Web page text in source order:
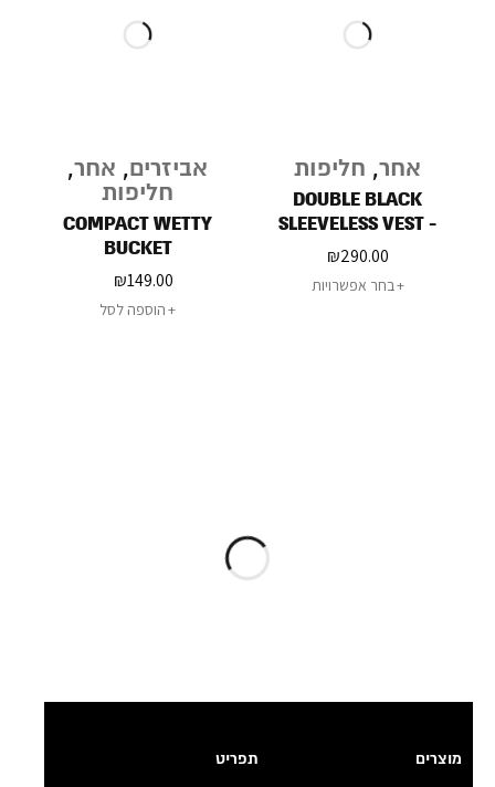
אחר, חליפות
DOUBLE BLACK
SLEEVELESS VEST -
1.5MM
₪290.00
בחר אפשרויות
אביזרים, אחר,
חליפות
COMPACT WETTY
BUCKET
₪149.00
הוספה לסל
מוצרים תפריט